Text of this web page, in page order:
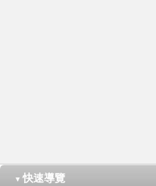
▼ 快速導覽